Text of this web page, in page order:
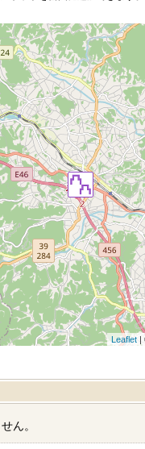
Leaflet|
ん。